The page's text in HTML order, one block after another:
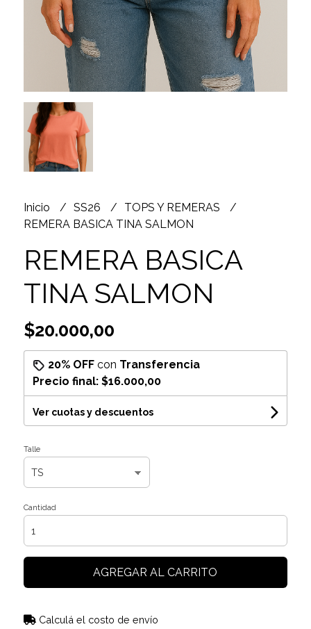
Inicio SS26
TOPS Y REMERAS
REMERA BASICA TINA SALMON
REMERA BASICA
TINA SALMON
$20.000,00
20% OFFcon Transferencia
Precio final: $16.000,00
Ver cuotas y descuentos
Talle
Cantidad
AGREGAR AL CARRITO
Calculá el costo de envío